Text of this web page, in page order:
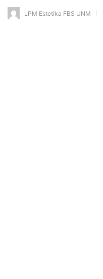
LPM Estetika FBS UNM